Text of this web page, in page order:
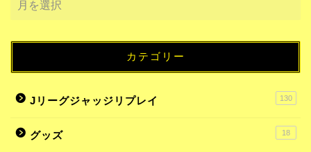
カテゴリー
Jリーグジャッジリプレイ 130
グッズ 18